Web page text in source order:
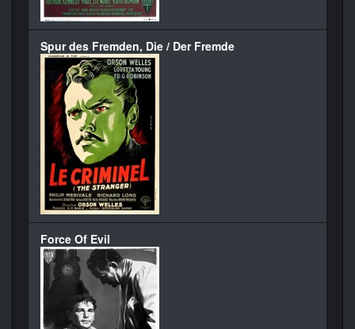
Spur des Fremden, Die / Der Fremde
Force Of Evil